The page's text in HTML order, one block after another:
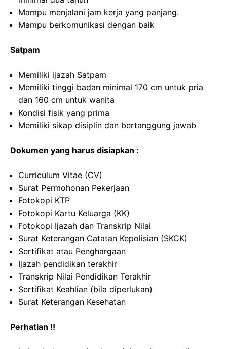
Mampu menjalani jam kerja yang panjang.
Mampu berkomunikasi dengan baik
Satpam
Memiliki ijazah Satpam
Memiliki tinggi badan minimal 170 cm untuk pria
dan 160 cm untuk wanita
Kondisi fisik yang prima
Memiliki sikap disiplin dan bertanggung jawab
Dokumen yang harus disiapkan :
Curriculum Vitae (CV)
Surat Permohonan Pekerjaan
Fotokopi KTP
Fotokopi Kartu Keluarga (KK)
Fotokopi Ijazah dan Transkrip Nilai
Surat Keterangan Catatan Kepolisian (SKCK)
Sertifikat atau Penghargaan
Ijazah pendidikan terakhir
Transkrip Nilai Pendidikan Terakhir
Sertifikat Keahlian (bila diperlukan)
Surat Keterangan Kesehatan
Perhatian !!